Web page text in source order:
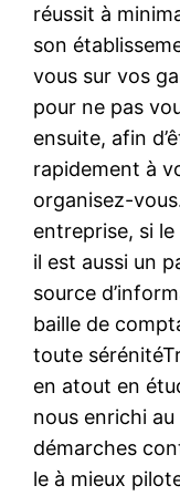
réussit à
son
vous sur vos
pour ne pas
ensuite, afin
rapidement à
organisez-
entreprise, si
il est aussi un
source
baille de
toute
en atout en
nous enrichi
démarches
le à mieux